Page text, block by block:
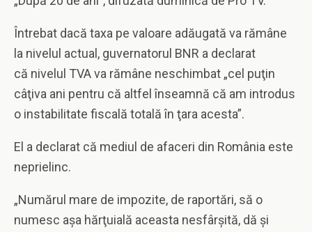
Întrebat dacă taxa pe valoare adăugată va rămâne
la nivelul actual, guvernatorul BNR a declarat
că nivelul TVA va rămâne neschimbat „cel puţin
câţiva ani pentru că altfel înseamnă că am introdus
o instabilitate fiscală totală în ţara acesta”.
El a declarat că mediul de afaceri din România este
neprielinc.
„Numărul mare de impozite, de raportări, să o
numesc aşa hărţuială aceasta nesfârşită, dă şi